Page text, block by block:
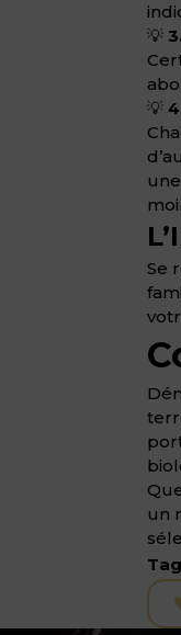
💡
💡
Se
un